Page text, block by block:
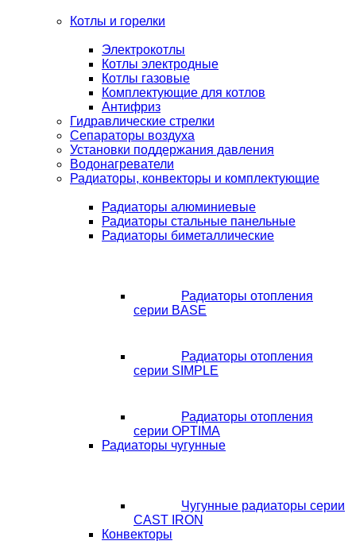
Котлы и горелки
Электрокотлы
Котлы электродные
Котлы газовые
Комплектующие для котлов
Антифриз
Гидравлические стрелки
Сепараторы воздуха
Установки поддержания давления
Водонагреватели
Радиаторы, конвекторы и комплектующие
Радиаторы алюминиевые
Радиаторы стальные панельные
Радиаторы биметаллические
Радиаторы отопления
серии BASE
Радиаторы отопления
серии SIMPLE
Радиаторы отопления
серии OPTIMA
Радиаторы чугунные
Чугунные радиаторы серии
CAST IRON
Конвекторы